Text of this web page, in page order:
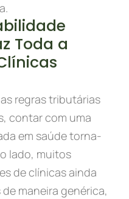
Toda a
regras tributárias
contar com uma
em saúde torna-
lado, muitos
de clínicas ainda
maneira genérica,